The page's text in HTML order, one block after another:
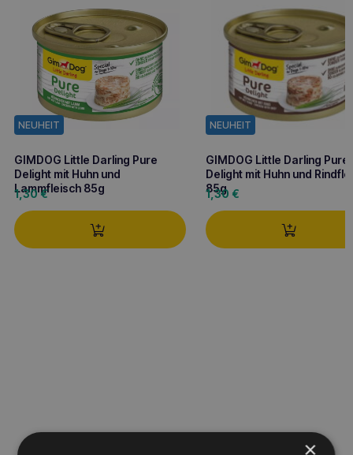
NEUHEIT
GIMDOG Little Darling Pure
Delight mit Huhn und
Lammfleisch 85g
1,30€
NEUHEIT
GIMDOG Little Darling Pure
Delight mit Huhn und
85g
1,30 €
×